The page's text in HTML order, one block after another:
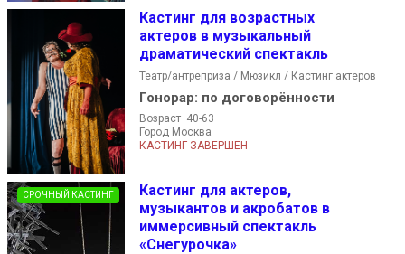
Кастинг для возрастных
актеров в музыкальный
драматический спектакль
Театр/антреприза / Мюзикл / Кастинг актеров
Гонорар: по договорённости
Возраст 40-63
Город Москва
КАСТИНГ ЗАВЕРШЕН
СРОЧНЫЙ КАСТИНГ
Кастинг для актеров,
музыкантов и акробатов в
иммерсивный спектакль
«Снегурочка»